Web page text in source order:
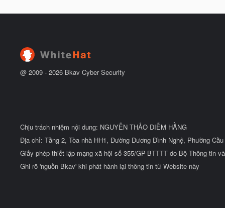
ẻ
@ 2009 - 2026 Bkav Cyber Security
Chịu trách nhiệm nội dung: NGUYỄN THẢO DIỄM HẰNG
Địa chỉ: Tầng 2, Tòa nhà HH1, Đường Dương Đình Nghệ, Phường
Giấy phép thiết lập mạng xã hội số 355/GP-BTTTT do Bộ Thông tin
Ghi rõ 'nguồn Bkav' khi phát hành lại thông tin từ Website này